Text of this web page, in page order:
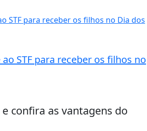
STF para receber os filhos no
confira as vantagens do